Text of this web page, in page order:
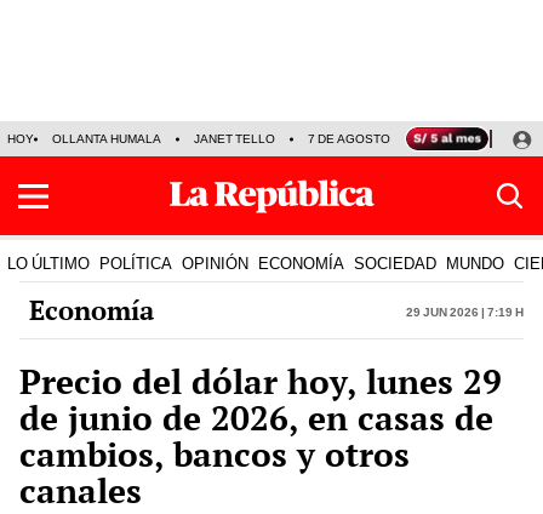
HOY OLLANTA HUMALA JANET TELLO 7 DE AGOSTO TINKA RESULTADOS
LO ÚLTIMO POLÍTICA OPINIÓN ECONOMÍA SOCIEDAD MUNDO
Economía 29 Jun 2026 | 7:19 h
Precio del dólar hoy, lunes 29
de junio de 2026, en casas de
cambios, bancos y otros
canales